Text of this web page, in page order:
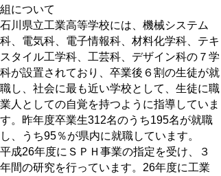
組について
石川県立工業高等学校には、機械システム
科、電気科、電子情報科、材料化学科、テキ
スタイル工学科、工芸科、デザイン科の７学
科が設置されており、卒業後６割の生徒が就
職し、社会に最も近い学校として、生徒に職
業人としての自覚を持つように指導していま
す。昨年度卒業生312名のうち195名が就職
し、うち95％が県内に就職しています。
平成26年度にＳＰＨ事業の指定を受け、３
年間の研究を行っています。26年度に工業